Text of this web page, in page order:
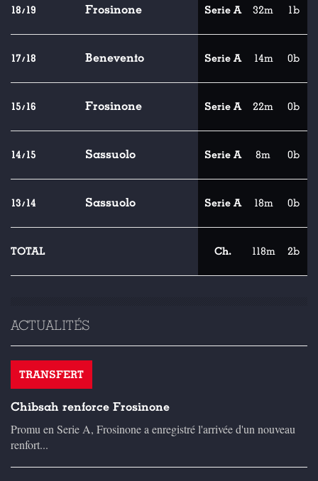
18/19 Frosinone Serie A 32m 1b
17/18 Benevento Serie A 14m 0b
15/16 Frosinone Serie A 22m 0b
14/15 Sassuolo Serie A 8m 0b
13/14 Sassuolo Serie A 18m 0b
TOTAL Ch. 118m 2b
ACTUALITÉS
TRANSFERT
Chibsah renforce Frosinone
Promu en Serie A, Frosinone a enregistré l'arrivée d'un nouveau
renfort...